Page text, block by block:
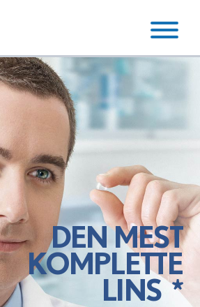
DEN MEST
KOMPLETTE
LINS *